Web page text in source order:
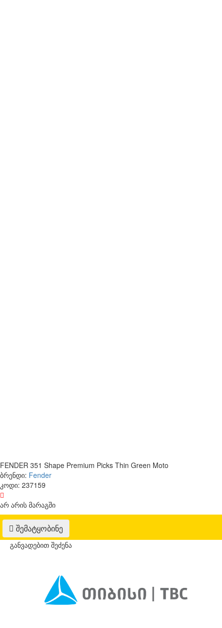
FENDER 351 Shape Premium Picks Thin Green Moto
ბრენდი: Fender
კოდი: 237159
არ არის მარაგში
შემატყობინე
განვადებით შეძენა